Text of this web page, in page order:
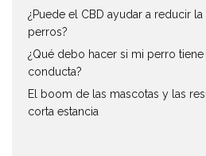
¿Puede el CBD ayudar a reducir
perros?
¿Qué debo hacer si mi perro
conducta?
El boom de las mascotas y las
corta estancia